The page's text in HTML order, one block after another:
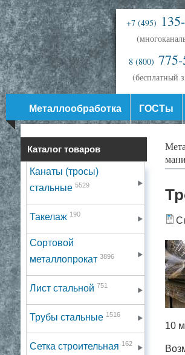
+7 (495)
8 (800)
(бесплатный
Металлообработка ГОСТы
Каталог товаров
Канаты (тросы)
стальные 5529
Такелаж 190
Сортовой
металлопрокат 3896
Лист стальной 751
Трубы стальные 1516
Сетка строительная 162
10